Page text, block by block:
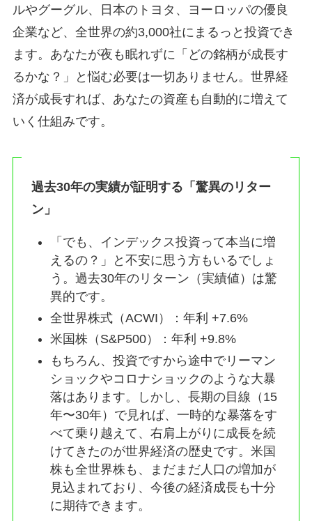
ルやグーグル、日本のトヨタ、ヨーロッパの優良
企業など、全世界の約3,000社にまるっと投資でき
ます。あなたが夜も眠れずに「どの銘柄が成長す
るかな？」と悩む必要は一切ありません。世界経
済が成長すれば、あなたの資産も自動的に増えて
いく仕組みです。
過去30年の実績が証明する「驚異のリター
ン」
「でも、インデックス投資って本当に増
えるの？」と不安に思う方もいるでしょ
う。過去30年のリターン（実績値）は驚
異的です。
全世界株式（ACWI）：年利 +7.6%
米国株（S&P500）：年利 +9.8%
もちろん、投資ですから途中でリーマン
ショックやコロナショックのような大暴
落はあります。しかし、長期の目線（15
年〜30年）で見れば、一時的な暴落をす
べて乗り越えて、右肩上がりに成長を続
けてきたのが世界経済の歴史です。米国
株も全世界株も、まだまだ人口の増加が
見込まれており、今後の経済成長も十分
に期待できます。